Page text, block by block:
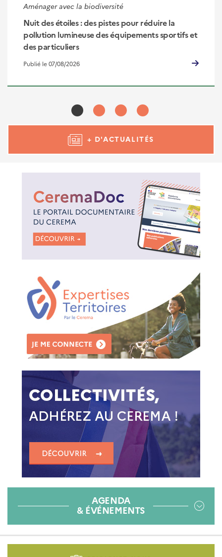
Aménager avec la biodiversité
Nuit des étoiles : des pistes pour réduire la
pollution lumineuse des équipements sportifs et
des particuliers
Publié le 07/08/2026
+ D'ACTUALITÉS
AGENDA
& ÉVÉNEMENTS
Pied